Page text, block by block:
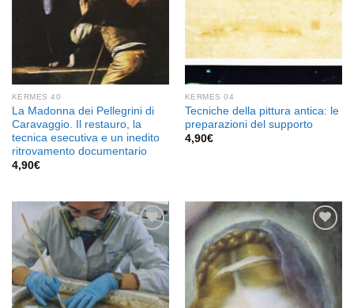
KERMES 40
La Madonna dei Pellegrini di
Caravaggio. Il restauro, la
tecnica esecutiva e un inedito
ritrovamento documentario
4,90€
KERMES 04
Tecniche della pittura antica: le
preparazioni del supporto
4,90€
Aggiungi
alla lista
dei
desideri
Aggiungi
alla lista
desideri